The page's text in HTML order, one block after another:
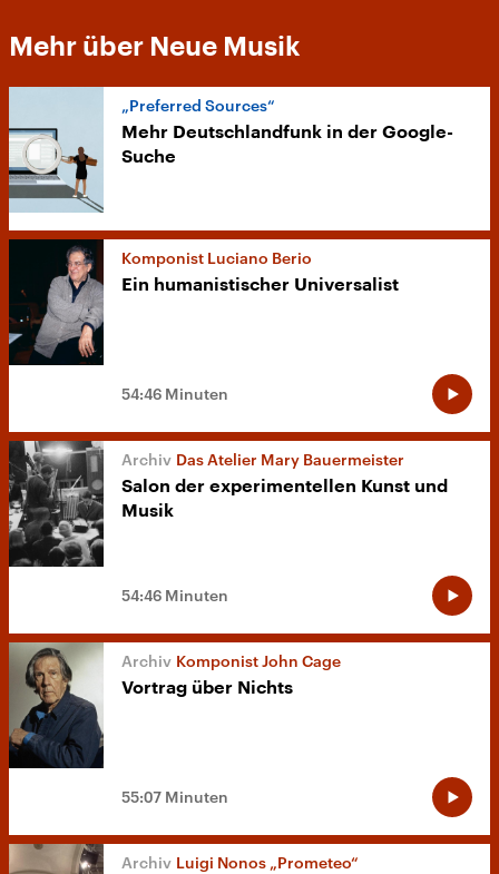
Mehr über Neue Musik
„Preferred Sources“
Mehr Deutschlandfunk in der Google-
Suche
Komponist Luciano Berio
Ein humanistischer Universalist
54:46 Minuten
Das Atelier Mary Bauermeister
Salon der experimentellen Kunst und
Musik
54:46 Minuten
Komponist John Cage
Vortrag über Nichts
55:07 Minuten
Luigi Nonos „Prometeo“